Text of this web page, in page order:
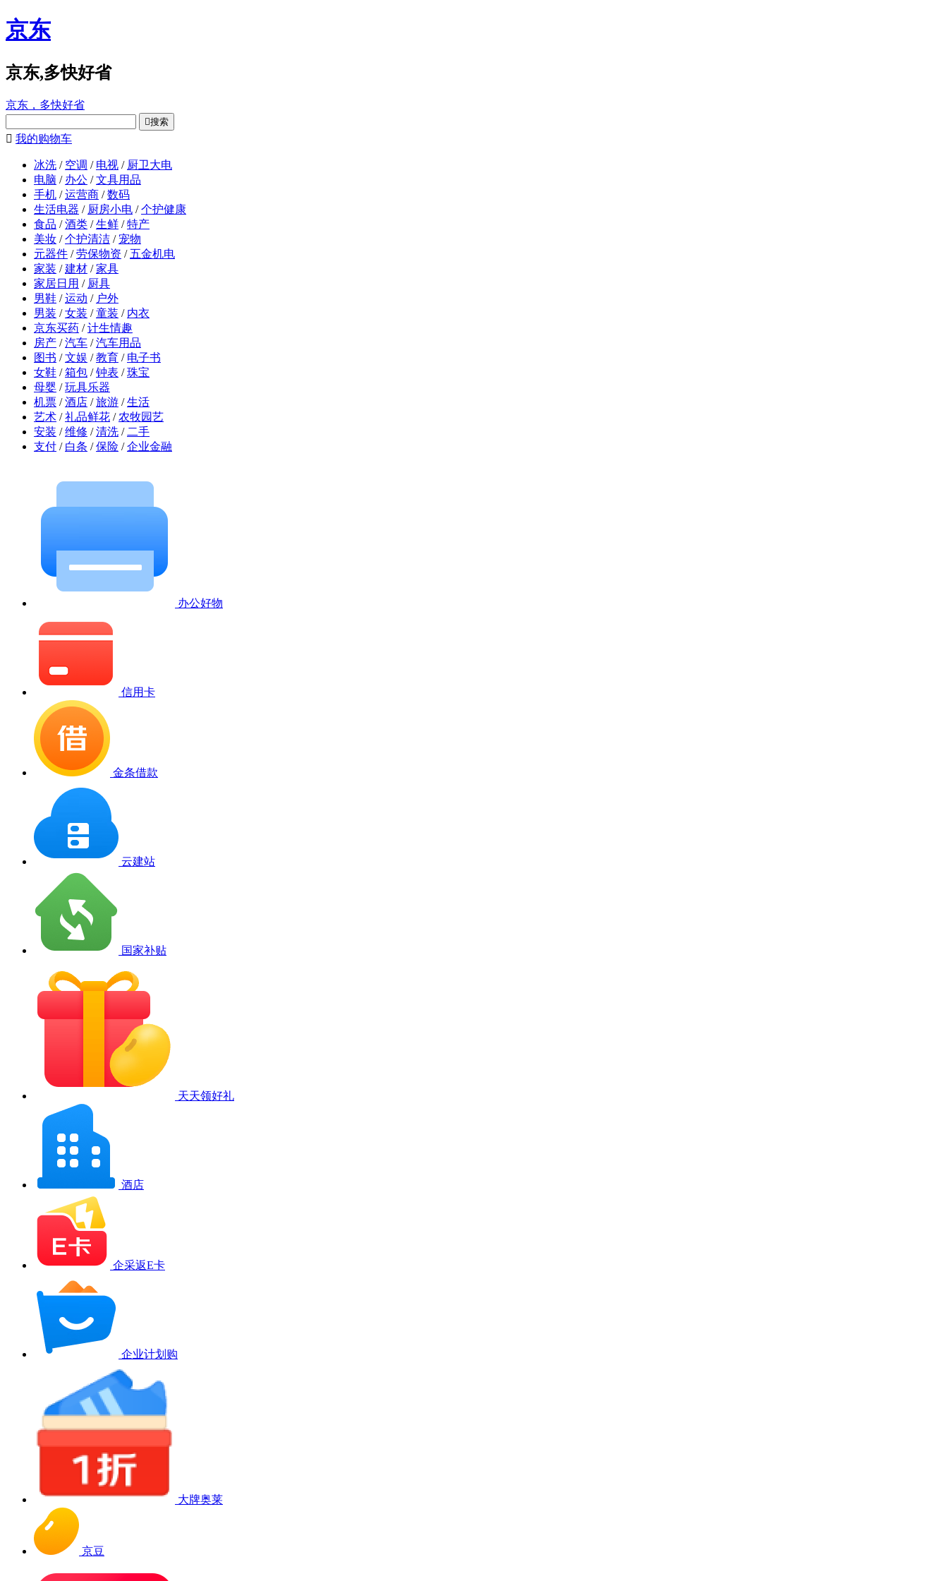
京东
京东,多快好省
京东，多快好省
搜索
 我的购物车
冰洗 / 空调 / 电视 / 厨卫大电
电脑 / 办公 / 文具用品
手机 / 运营商 / 数码
生活电器 / 厨房小电 / 个护健康
食品 / 酒类 / 生鲜 / 特产
美妆 / 个护清洁 / 宠物
元器件 / 劳保物资 / 五金机电
家装 / 建材 / 家具
家居日用 / 厨具
男鞋 / 运动 / 户外
男装 / 女装 / 童装 / 内衣
京东买药 / 计生情趣
房产 / 汽车 / 汽车用品
图书 / 文娱 / 教育 / 电子书
女鞋 / 箱包 / 钟表 / 珠宝
母婴 / 玩具乐器
机票 / 酒店 / 旅游 / 生活
艺术 / 礼品鲜花 / 农牧园艺
安装 / 维修 / 清洗 / 二手
支付 / 白条 / 保险 / 企业金融
办公好物
信用卡
金条借款
云建站
国家补贴
天天领好礼
酒店
企采返E卡
企业计划购
大牌奥莱
京豆